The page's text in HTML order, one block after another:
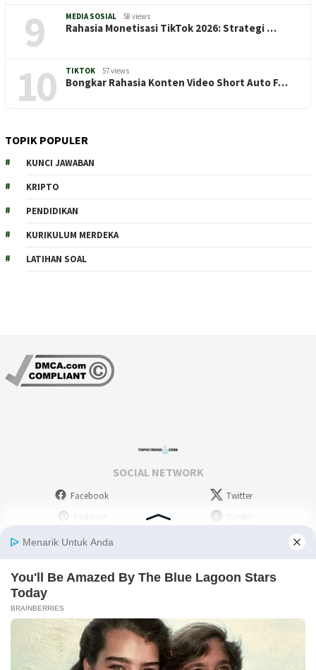
9 MEDIA SOSIAL 58 views
Rahasia Monetisasi TikTok 2026: Strategi …
10 TIKTOK 57 views
Bongkar Rahasia Konten Video Short Auto F…
TOPIK POPULER
KUNCI JAWABAN
KRIPTO
PENDIDIKAN
KURIKULUM MERDEKA
LATIHAN SOAL
SOCIAL NETWORK
Facebook
Twitter
Tumblr
Stumbleupon
Deviantart
Myspace
Picassa
Flickr
RSS